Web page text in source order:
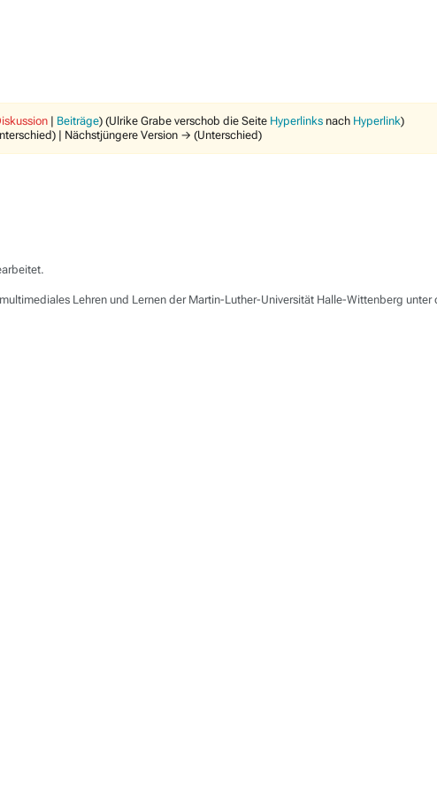
| Beiträge) (Ulrike Grabe verschob die Seite Hyperlinks nach Hyperlink)
| Nächstjüngere Version → (Unterschied)
Lehren und Lernen der Martin-Luther-Universität Halle-Wittenberg unter